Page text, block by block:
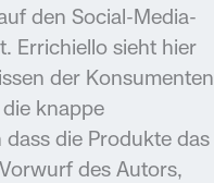
den Social-Media-
Errichiello sieht hier
der Konsumenten
knappe
die Produkte das
des Autors,